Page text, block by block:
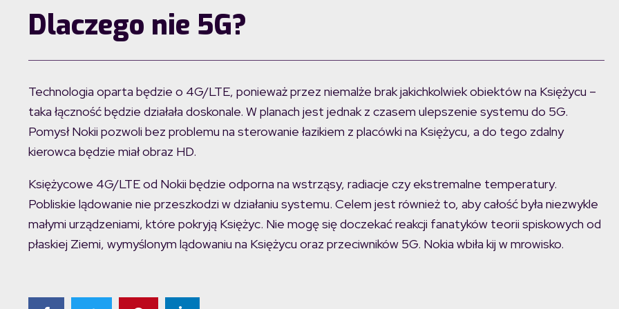
Dlaczego nie 5G?
Technologia oparta będzie o 4G/LTE, ponieważ przez niemalże brak jakichkolwiek obiektów na Księżycu –
taka łączność będzie działała doskonale. W planach jest jednak z czasem ulepszenie systemu do 5G.
Pomysł Nokii pozwoli bez problemu na sterowanie łazikiem z placówki na Księżycu, a do tego zdalny
kierowca będzie miał obraz HD.
Księżycowe 4G/LTE od Nokii będzie odporna na wstrząsy, radiacje czy ekstremalne temperatury.
Pobliskie lądowanie nie przeszkodzi w działaniu systemu. Celem jest również to, aby całość była niezwykle
małymi urządzeniami, które pokryją Księżyc. Nie mogę się doczekać reakcji fanatyków teorii spiskowych od
płaskiej Ziemi, wymyślonym lądowaniu na Księżycu oraz przeciwników 5G. Nokia wbiła kij w mrowisko.